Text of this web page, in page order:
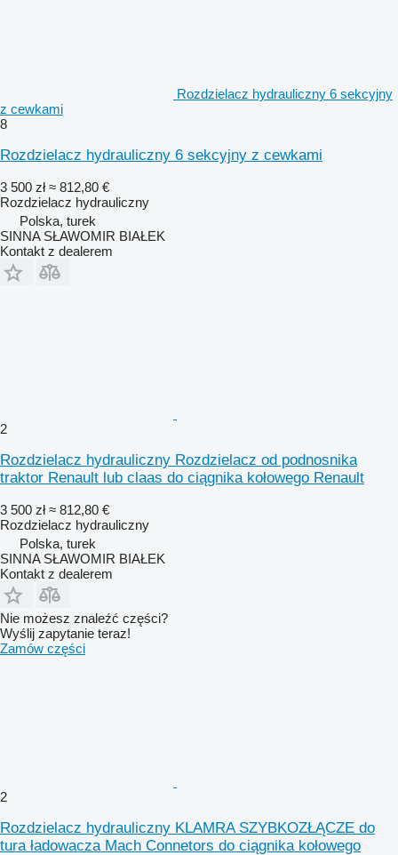
Rozdzielacz hydrauliczny 6 sekcyjny
z cewkami
8
Rozdzielacz hydrauliczny 6 sekcyjny z cewkami
3 500 zł ≈ 812,80 €
Rozdzielacz hydrauliczny
Polska, turek
SINNA SŁAWOMIR BIAŁEK
Kontakt z dealerem
2
Rozdzielacz hydrauliczny Rozdzielacz od podnosnika
traktor Renault lub claas do ciągnika kołowego Renault
3 500 zł ≈ 812,80 €
Rozdzielacz hydrauliczny
Polska, turek
SINNA SŁAWOMIR BIAŁEK
Kontakt z dealerem
Nie możesz znaleźć części?
Wyślij zapytanie teraz!
Zamów części
2
Rozdzielacz hydrauliczny KLAMRA SZYBKOZŁĄCZE do
tura ładowacza Mach Connetors do ciągnika kołowego